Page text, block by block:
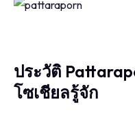
ประวัติ
โซเชียลรู้จัก